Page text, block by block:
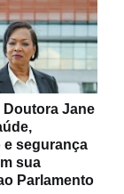
Doutora Jane
e segurança
sua
Parlamento